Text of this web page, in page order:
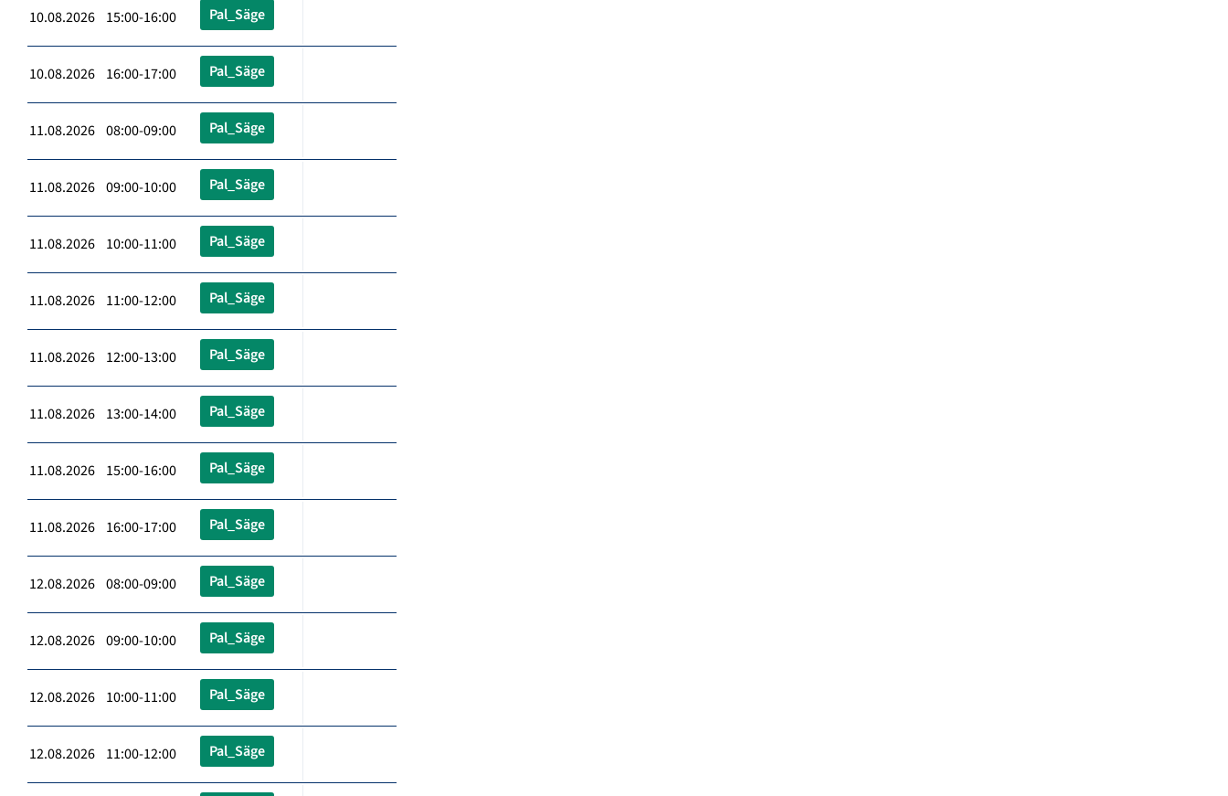
10.08.2026 15:00-16:00 Pal_Säge
10.08.2026 16:00-17:00 Pal_Säge
11.08.2026 08:00-09:00 Pal_Säge
11.08.2026 09:00-10:00 Pal_Säge
11.08.2026 10:00-11:00 Pal_Säge
11.08.2026 11:00-12:00 Pal_Säge
11.08.2026 12:00-13:00 Pal_Säge
11.08.2026 13:00-14:00 Pal_Säge
11.08.2026 15:00-16:00 Pal_Säge
11.08.2026 16:00-17:00 Pal_Säge
12.08.2026 08:00-09:00 Pal_Säge
12.08.2026 09:00-10:00 Pal_Säge
12.08.2026 10:00-11:00 Pal_Säge
12.08.2026 11:00-12:00 Pal_Säge